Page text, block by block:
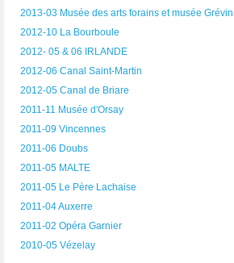
2013-03 Musée des arts forains et musée Grévin
2012-10 La Bourboule
2012- 05 & 06 IRLANDE
2012-06 Canal Saint-Martin
2012-05 Canal de Briare
2011-11 Musée d'Orsay
2011-09 Vincennes
2011-06 Doubs
2011-05 MALTE
2011-05 Le Père Lachaise
2011-04 Auxerre
2011-02 Opéra Garnier
2010-05 Vézelay